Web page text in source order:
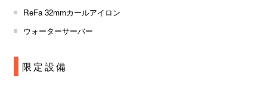
ReFa 32mmカールアイロン
ウォーターサーバー
限定設備